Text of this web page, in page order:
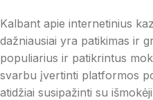
Kalbant apie internetinius
dažniausiai yra patikimas ir
populiarius ir patikrintus
svarbu įvertinti platformos
atidžiai susipažinti su